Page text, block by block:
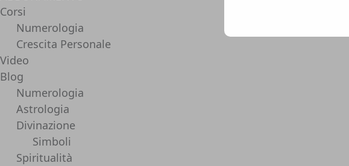
Corsi
Numerologia
Crescita Personale
Video
Blog
Numerologia
Astrologia
Divinazione
Simboli
Spiritualità